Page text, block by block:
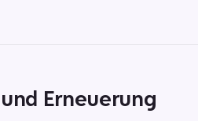
Erneuerung